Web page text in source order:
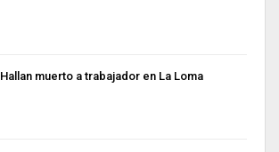
Hallan muerto a trabajador en La Loma